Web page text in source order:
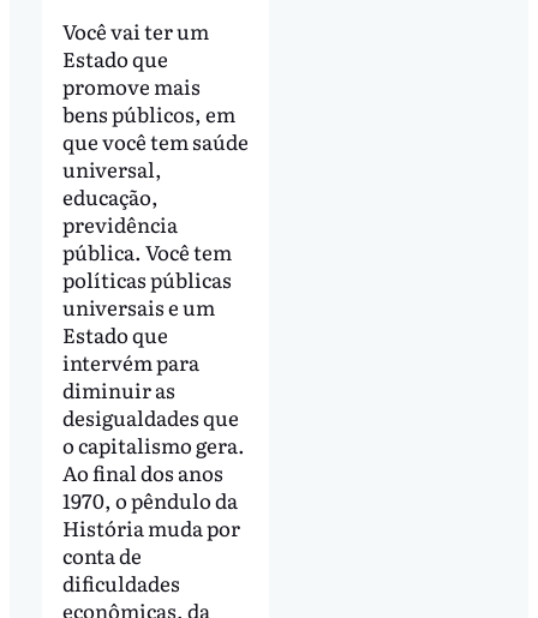
Você vai ter um
Estado que
promove mais
bens públicos, em
que você tem saúde
universal,
educação,
previdência
pública. Você tem
políticas públicas
universais e um
Estado que
intervém para
diminuir as
desigualdades que
o capitalismo gera.
Ao final dos anos
1970, o pêndulo da
História muda por
conta de
dificuldades
econômicas, da